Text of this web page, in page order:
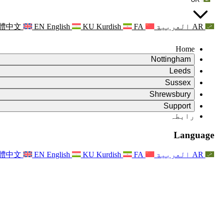
AR العربية 中文 EN English KU Kurdish FA
Home
Nottingham
Review
جائزہ کے چیئرمین
آزاد جائزہ ٹیم
حوالہ جات کی شرائط
آزاد جائزہ کی حتمی رپورٹ
اکثر پوچھے گئے سوالات
رابطہ
For Families
فیملی فیڈ بیک کا عمل
خبرنامے
Leeds
Review
جائزہ کے چیئرمین
آزاد جائزہ ٹیم
حوالہ کی شرائط
رابطہ
خاندانوں کے لیے نفسیاتی معاونت
فیملیز کے لیے اپڈیٹس
واقعات
For Staff
Sussex
Review
جائزہ کے چیئرمین
آزاد جائزہ ٹیم
حوالہ جات کی شرائط
For Families
خاندانوں کے لئے تازہ ترین معلومات
Shrewsbury
Review
زچگی کے جائزے کے لئے حوالہ کی شرائط
اعلانات
Reports
آزاد جائزہ کی حتمی رپورٹ
For Families
Support
Leeds
Nottingham
خاندانی نفسیاتی مدد کی خدمت
دماغی صحت کے بحران کی حمایت
علاقائی خدمات ناٹنگھم
رابطہ
Language
AR العربية 中文 EN English KU Kurdish FA